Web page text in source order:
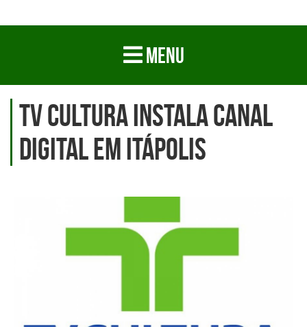
MENU
TV Cultura instala canal
digital em Itápolis